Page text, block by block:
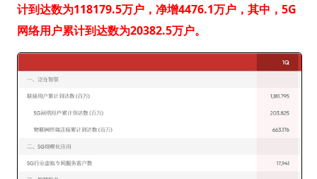
计到达数为118179.5万户，净增4476.1万户，其中，5G
网络用户累计到达数为20382.5万户。